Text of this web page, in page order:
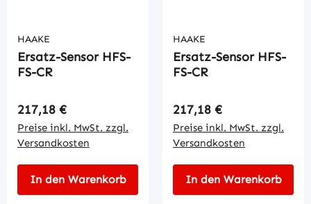
HAAKE
Ersatz-Sensor HFS-
FS-CR
Regulärer Preis:
217,18 €
Preise inkl. MwSt. zzgl.
Versandkosten
In den Warenkorb
HAAKE
Ersatz-Sensor HFS-
FS-CR
Regulärer Preis:
217,18 €
Preise inkl. MwSt. zzgl.
Versandkosten
In den Warenkorb